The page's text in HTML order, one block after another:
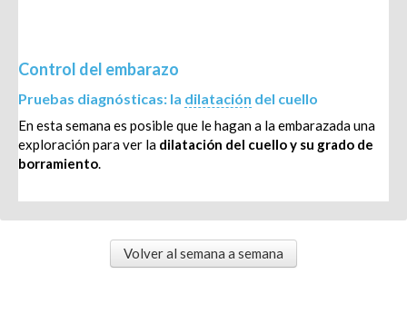
Control del embarazo
Pruebas diagnósticas: la dilatación del cuello
En esta semana es posible que le hagan a la embarazada una
exploración para ver la dilatación del cuello y su grado de
borramiento.
Volver al semana a semana